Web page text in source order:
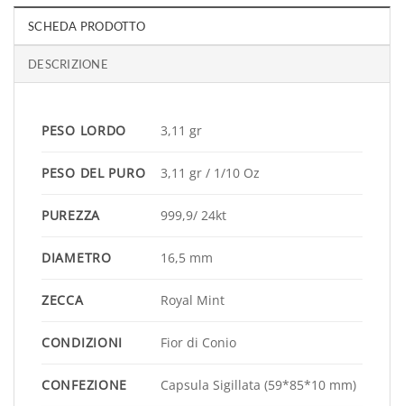
SCHEDA PRODOTTO
DESCRIZIONE
PESO LORDO 3,11 gr
PESO DEL PURO 3,11 gr / 1/10 Oz
PUREZZA 999,9/ 24kt
DIAMETRO 16,5 mm
ZECCA Royal Mint
CONDIZIONI Fior di Conio
CONFEZIONE Capsula Sigillata (59*85*10 mm)